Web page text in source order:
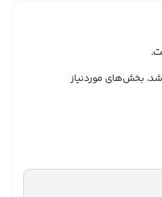
بخش‌های موردنیاز